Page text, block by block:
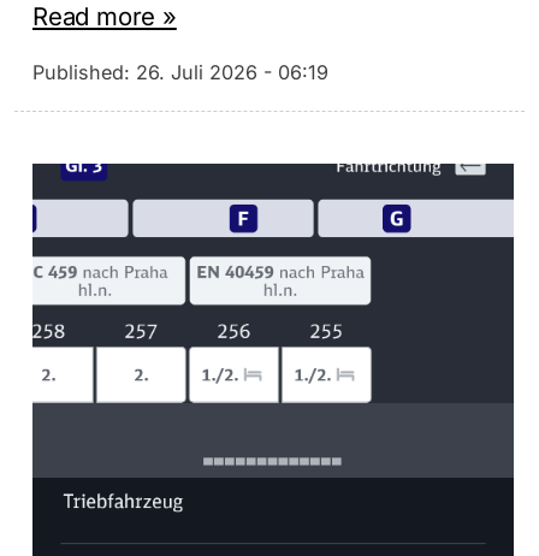
Read more »
Published: 26. Juli 2026 - 06:19